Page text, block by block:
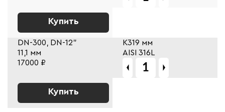
Купить
DN-300, DN-12"
К319 мм
11,1 мм
AISI 316L
17000 ₽
Купить